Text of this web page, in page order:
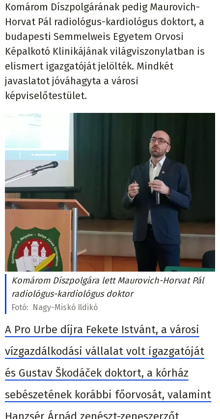
Komárom Díszpolgárának pedig Maurovich-
Horvat Pál radiológus-kardiológus doktort, a
budapesti Semmelweis Egyetem Orvosi
Képalkotó Klinikájának világviszonylatban is
elismert igazgatóját jelölték. Mindkét
javaslatot jóváhagyta a városi
képviselőtestület.
Komárom Díszpolgára lett Maurovich-Horvat Pál
radiológus-kardiológus doktor
Fotó: Nagy-Miskó Ildikó
A Pro Urbe díjra Fekete Istvánt, a városi
vízgazdálkodási vállalat volt igazgatóját
és Gustav Škodáček doktort, a kórház
sebészetének korábbi főorvosát, valamint
Hanzsér Árpád zenészt-zeneszerzőt